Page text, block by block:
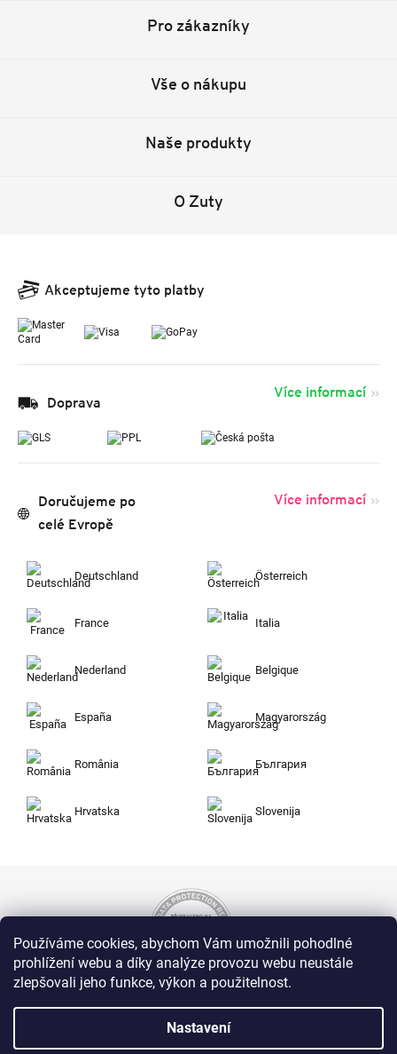
Používáme cookies, abychom Vám umožnili pohodlné
prohlížení webu a díky analýze provozu webu neustále
zlepšovali jeho funkce, výkon a použitelnost.
Nastavení
Pro zákazníky
Vše o nákupu
Naše produkty
O Zuty
Akceptujeme tyto platby
Doprava
Více informací
Doručujeme po
celé Evropě
Více informací
Deutschland Österreich
France Italia
Nederland Belgique
España Magyarország
România България
Hrvatska Slovenija
naprostém bezpečí, veškeré informace mezi
prohlížečem a serverem se přenášejí v